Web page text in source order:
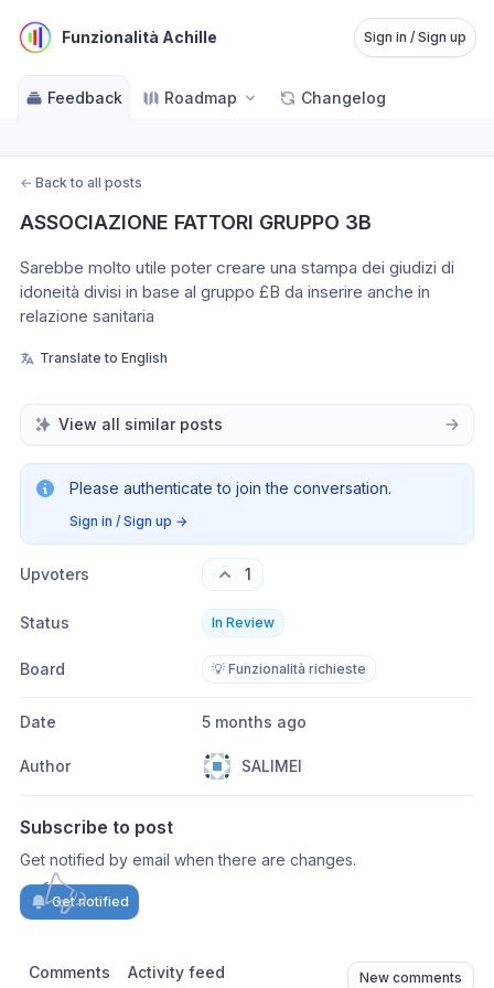
Funzionalità Achille Sign in / Sign up
Feedback Roadmap Changelog
← Back to all posts
ASSOCIAZIONE FATTORI GRUPPO 3B
Sarebbe molto utile poter creare una stampa dei giudizi di
idoneità divisi in base al gruppo £B da inserire anche in
relazione sanitaria
Translate to English
View all similar posts
Please authenticate to join the conversation.
Sign in / Sign up →
Upvoters 1
Status In Review
Board 💡 Funzionalità richieste
Date 5 months ago
Author SALIMEI
Subscribe to post
Get notified by email when there are changes.
Get notified
Comments Activity feed New comments